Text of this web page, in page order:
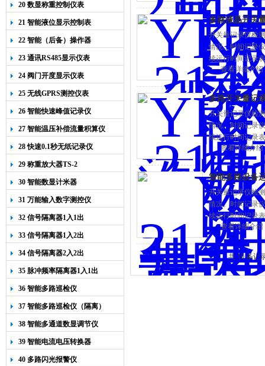
20 数显称重控制仪表
21 智能液位显示控制表
22 智能（后备）操作器
23 通讯RS485显示仪表
24 阀门开度显示仪表
25 无线GPRS测控仪表
26 智能快速峰值记录仪
27 智能温压补偿流量积算仪
28 快速0.1秒无纸记录仪
29 称重放大器TS-2
30 智能数显计米器
31 万能输入数字测控仪
32 信号隔离器1入1出
33 信号隔离器1入2出
34 信号隔离器2入2出
35 脉冲频率隔离器1入1出
36 智能多路巡检仪
37 智能多路巡检仪（隔离）
38 智能多通道数显调节仪
39 智能电流电压转换器
40 多路闪光报警仪
多路液晶开关
开关量记录仪检
情况。时间记录
续运行时间记录
仪，可以定做无
查看详细介绍
多路开关量记
开关量记录仪检
情况。时间记录
续运行时间记录
仪，可以定做无
查看详细介绍
智能多路设备
开关量记录仪检
情况。时间记录
续运行时间记录
仪，可以定做无
查看详细介绍
共 10 条记